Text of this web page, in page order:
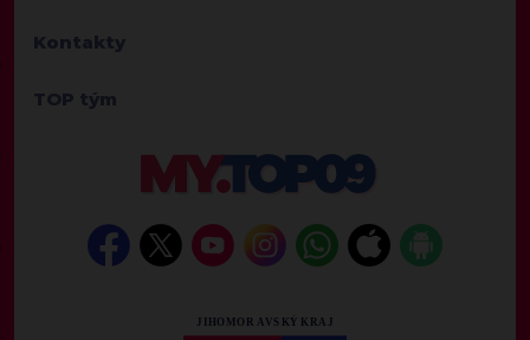
Kontakty
TOP tým